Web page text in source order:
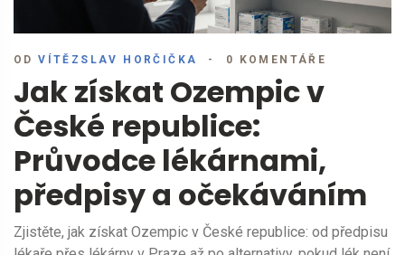
ODVÍTĚZSLAV HORČIČKA 0 KOMENTÁŘE
Jak získat Ozempic v
České republice:
Průvodce lékárnami,
předpisy a očekáváním
Zjistěte, jak získat Ozempic v České republice: od předpisu